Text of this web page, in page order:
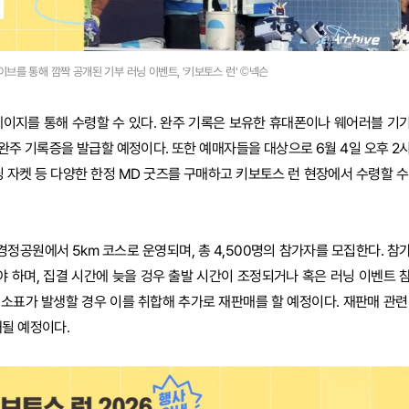
브를 통해 깜짝 공개된 기부 러닝 이벤트, '키보토스 런' ©넥슨
지를 통해 수령할 수 있다. 완주 기록은 보유한 휴대폰이나 웨어러블 기
주 기록증을 발급할 예정이다. 또한 예매자들을 대상으로 6월 4일 오후 2
켓 등 다양한 한정 MD 굿즈를 구매하고 키보토스 런 현장에서 수령할
정공원에서 5km 코스로 운영되며, 총 4,500명의 참가자를 모집한다. 참
하며, 집결 시간에 늦을 겅우 출발 시간이 조정되거나 혹은 러닝 이벤트
표가 발생할 경우 이를 취합해 추가로 재판매를 할 예정이다. 재판매 관
예정이다.